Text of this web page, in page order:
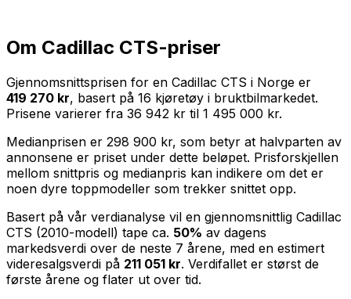
Om Cadillac CTS-priser
Gjennomsnittsprisen for en Cadillac CTS i Norge er
419 270 kr, basert på 16 kjøretøy i bruktbilmarkedet.
Prisene varierer fra 36 942 kr til 1 495 000 kr.
Medianprisen er 298 900 kr, som betyr at halvparten av
annonsene er priset under dette beløpet. Prisforskjellen
mellom snittpris og medianpris kan indikere om det er
noen dyre toppmodeller som trekker snittet opp.
Basert på vår verdianalyse vil en gjennomsnittlig Cadillac
CTS (2010-modell) tape ca. 50% av dagens
markedsverdi over de neste 7 årene, med en estimert
videresalgsverdi på 211 051 kr. Verdifallet er størst de
første årene og flater ut over tid.